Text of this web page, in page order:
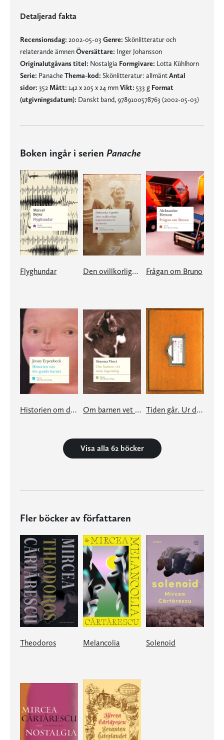
Detaljerad fakta
Recensionsdag: 2002-05-03 Genre: Skönlitteratur och
relaterande ämnenÖversättare: Inger Johansson
Originalutgåvans titel: Nostalgia Formgivare: Lotta Kühlhorn
Serie: Panache Thema-kod: Skönlitteratur: allmäntAntal
sidor: 352 Mått: 142 x 205 x 24 mmVikt: 533 g Format
(utgivningsdatum): Danskt band, 9789100578763 (2002-05-03)
Boken ingår i serien Panache
Flyghundar Den ovillkorliga kapitulationens museum Frågan om Bruno
Historien om det gamla barnet Om barnen vet man ingenting Tiden går. Ur det stora kartoteket
Visa alla 62 böcker
Fler böcker av författaren
Theodoros Melancolia Solenoid